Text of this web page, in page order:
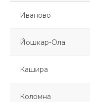
Иваново
Йошкар-Ола
Кашира
Коломна